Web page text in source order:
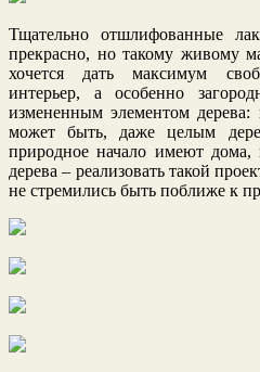
Тщательно отшлифованные
прекрасно, но такому живому
хочется дать максимум
интерьер, а особенно
измененным элементом дерева:
может быть, даже целым
природное начало имеют дома,
дерева – реализовать такой
не стремились быть поближе к